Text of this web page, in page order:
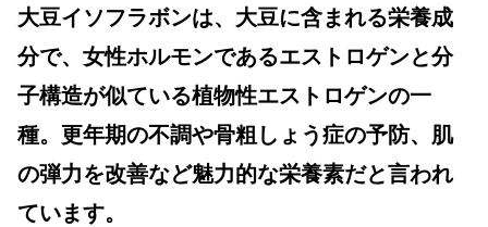
大豆イソフラボンは、大豆に含まれる栄養成
分で、女性ホルモンであるエストロゲンと分
子構造が似ている植物性エストロゲンの一
種。更年期の不調や骨粗しょう症の予防、肌
の弾力を改善など魅力的な栄養素だと言われ
ています。